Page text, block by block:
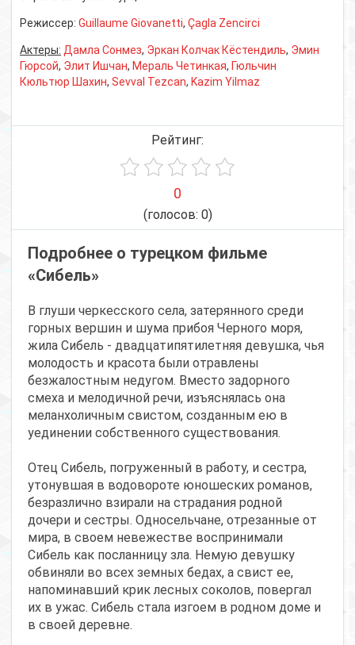
Режиссер: Guillaume Giovanetti, Çagla Zencirci
Актеры: Дамла Сонмез, Эркан Колчак Кёстендиль, Эмин
Гюрсой, Элит Ишчан, Мераль Четинкая, Гюльчин
Кюльтюр Шахин, Sevval Tezcan, Kazim Yilmaz
Рейтинг:
0
(голосов: 0)
Подробнее о турецком фильме
«Сибель»
В глуши черкесского села, затерянного среди
горных вершин и шума прибоя Черного моря,
жила Сибель - двадцатипятилетняя девушка, чья
молодость и красота были отравлены
безжалостным недугом. Вместо задорного
смеха и мелодичной речи, изъяснялась она
меланхоличным свистом, созданным ею в
уединении собственного существования.
Отец Сибель, погруженный в работу, и сестра,
утонувшая в водовороте юношеских романов,
безразлично взирали на страдания родной
дочери и сестры. Односельчане, отрезанные от
мира, в своем невежестве воспринимали
Сибель как посланницу зла. Немую девушку
обвиняли во всех земных бедах, а свист ее,
напоминавший крик лесных соколов, повергал
их в ужас. Сибель стала изгоем в родном доме и
в своей деревне.